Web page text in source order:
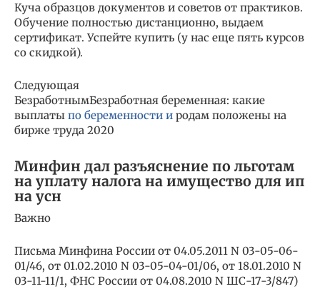
Куча образцов документов и советов от практиков.
Обучение полностью дистанционно, выдаем
сертификат. Успейте купить (у нас еще пять курсов
со скидкой).
Следующая
БезработнымБезработная беременная: какие
выплаты по беременности и родам положены на
бирже труда 2020
Минфин дал разъяснение по льготам
на уплату налога на имущество для ип
на усн
Важно
Письма Минфина России от 04.05.2011 N 03-05-06-
01/46, от 01.02.2010 N 03-05-04-01/06, от 18.01.2010 N
03-11-11/1, ФНС России от 04.08.2010 N ШС-17-3/847)